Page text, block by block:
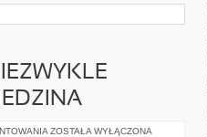
INFORMATYKA,
ZOSTAŁA WYŁĄCZONA